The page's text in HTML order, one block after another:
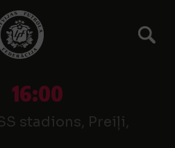
16:00
stadions, Preiļi,